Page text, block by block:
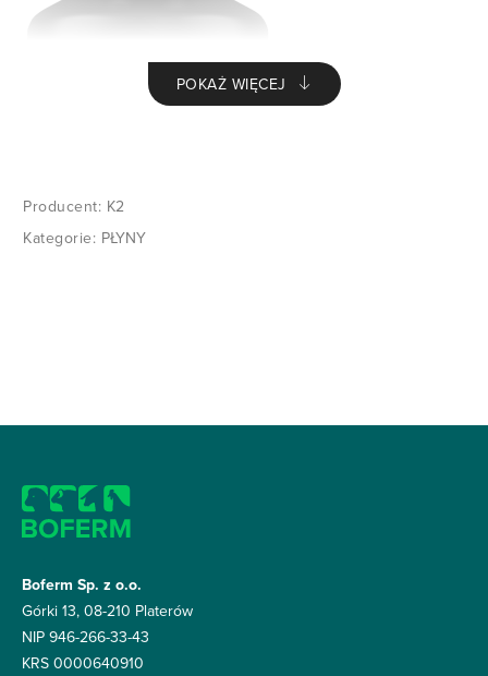
K2 BELA NEON 1L (D0151)
Kolorowa aktywna piana o zapachu truskawek
POKAŻ WIĘCEJ
Producent: K2
Kategorie: PŁYNY
Boferm Sp. z o.o.
Górki 13, 08-210 Platerów
NIP 946-266-33-43
KRS 0000640910